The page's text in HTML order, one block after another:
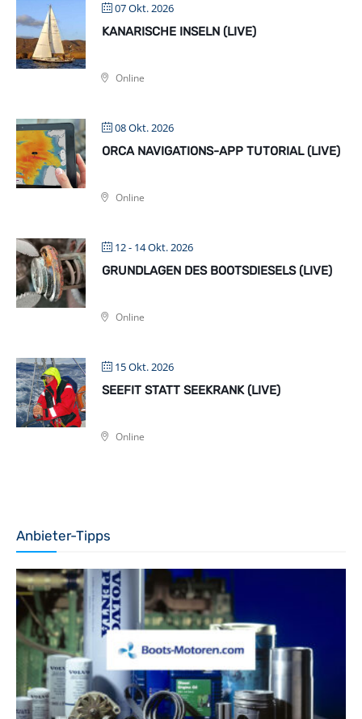
07 Okt. 2026
KANARISCHE INSELN (LIVE)
Online
08 Okt. 2026
ORCA NAVIGATIONS-APP TUTORIAL (LIVE)
Online
12 - 14 Okt. 2026
GRUNDLAGEN DES BOOTSDIESELS (LIVE)
Online
15 Okt. 2026
SEEFIT STATT SEEKRANK (LIVE)
Online
Anbieter-Tipps